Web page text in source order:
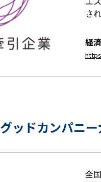
さ
経
グッドカンパニ
全